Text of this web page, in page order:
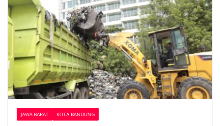
JAWA BARAT KOTA BANDUNG